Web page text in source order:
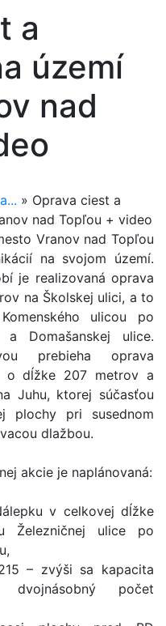
a
území
nad
» Oprava ciest a
nad Topľou + video
Vranov nad Topľou
na svojom území.
je realizovaná oprava
na Školskej ulici, a to
ulicou po
a Domašanskej ulice.
prebieha oprava
o dĺžke 207 metrov a
Juhu, ktorej súčasťou
plochy pri susednom
dlažbou.
akcie je naplánovaná:
v celkovej dĺžke
Železničnej ulice po
– zvýši sa kapacita
počet